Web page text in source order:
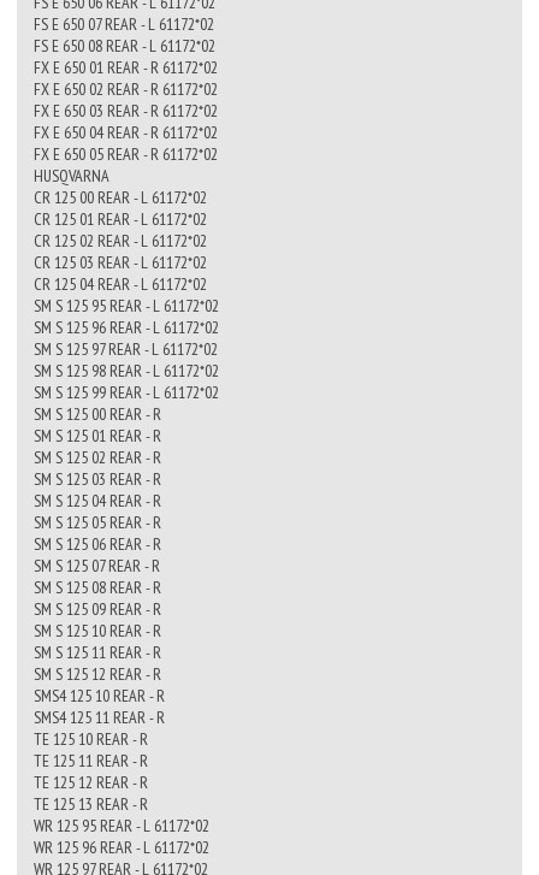
FS E 650 07 REAR - L 61172*02
FS E 650 08 REAR - L 61172*02
FX E 650 01 REAR - R 61172*02
FX E 650 02 REAR - R 61172*02
FX E 650 03 REAR - R 61172*02
FX E 650 04 REAR - R 61172*02
FX E 650 05 REAR - R 61172*02
HUSQVARNA
CR 125 00 REAR - L 61172*02
CR 125 01 REAR - L 61172*02
CR 125 02 REAR - L 61172*02
CR 125 03 REAR - L 61172*02
CR 125 04 REAR - L 61172*02
SM S 125 95 REAR - L 61172*02
SM S 125 96 REAR - L 61172*02
SM S 125 97 REAR - L 61172*02
SM S 125 98 REAR - L 61172*02
SM S 125 99 REAR - L 61172*02
SM S 125 00 REAR - R
SM S 125 01 REAR - R
SM S 125 02 REAR - R
SM S 125 03 REAR - R
SM S 125 04 REAR - R
SM S 125 05 REAR - R
SM S 125 06 REAR - R
SM S 125 07 REAR - R
SM S 125 08 REAR - R
SM S 125 09 REAR - R
SM S 125 10 REAR - R
SM S 125 11 REAR - R
SM S 125 12 REAR - R
SMS4 125 10 REAR - R
SMS4 125 11 REAR - R
TE 125 10 REAR - R
TE 125 11 REAR - R
TE 125 12 REAR - R
TE 125 13 REAR - R
WR 125 95 REAR - L 61172*02
WR 125 96 REAR - L 61172*02
WR 125 97 REAR - L 61172*02